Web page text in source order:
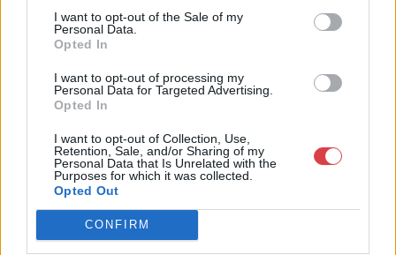
I want to opt-out of the Sale of my
Personal Data.
Opted In
I want to opt-out of processing my
Personal Data for Targeted Advertising.
Opted In
I want to opt-out of Collection, Use,
Retention, Sale, and/or Sharing of my
Personal Data that Is Unrelated with the
Purposes for which it was collected.
Opted Out
CONFIRM
a tárgyfelvétel folyamatos.
GALÉRIA TOVÁBBI MŰTÁRGYAI
KAPCSOLÓDÓ MŰTÁRGYAK